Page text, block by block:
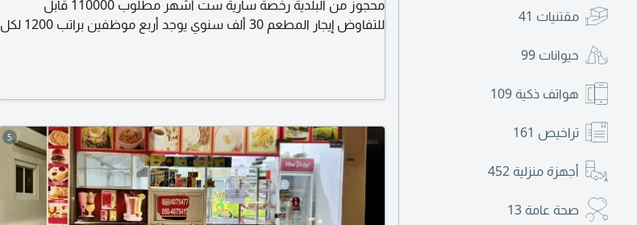
مقتنيات 41
حيوانات 99
هواتف ذكية 109
تراخيص 161
أجهزة منزلية 452
صحة عامة 13
محجوز من البلدية رخصة سارية ست أشهر مطلوب 110000 قابل
للتفاوض إيجار المطعم 30 ألف سنوي يوجد أربع موظفين براتب 1200 لكل
5